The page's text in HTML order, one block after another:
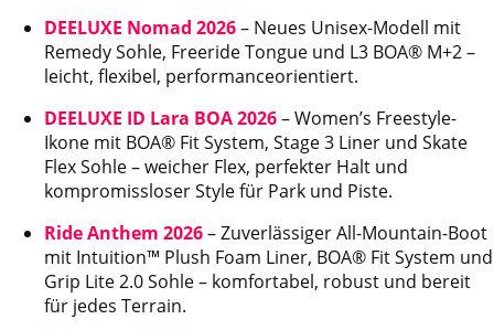
DEELUXE Nomad 2026– Neues Unisex-Modell mit
Remedy Sohle, Freeride Tongue und L3 BOA® M+2 –
leicht, flexibel, performanceorientiert.
DEELUXE ID Lara BOA 2026– Women’s Freestyle-
Ikone mit BOA® Fit System, Stage 3 Liner und Skate
Flex Sohle – weicher Flex, perfekter Halt und
kompromissloser Style für Park und Piste.
Ride Anthem 2026– Zuverlässiger All-Mountain-Boot
mit Intuition™ Plush Foam Liner, BOA® Fit System und
Grip Lite 2.0 Sohle – komfortabel, robust und bereit
für jedes Terrain.